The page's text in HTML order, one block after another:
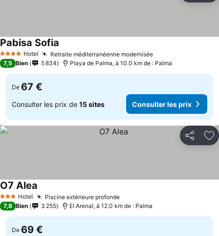
4 Étoiles Hotel Retraite méditerranéenne modernisée
Pabisa Sofia
7,5 Bien 5 834 Playa de Palma, à 10.0 km de : Palma
De 67 €
Consulter les prix de 15 sites Consulter les prix
Partager
3 ÉtoilesHotel Piscine extérieure profonde
O7 Alea
7,8 Bien 3 255 El Arenal, à 12.0 km de : Palma
De 69 €